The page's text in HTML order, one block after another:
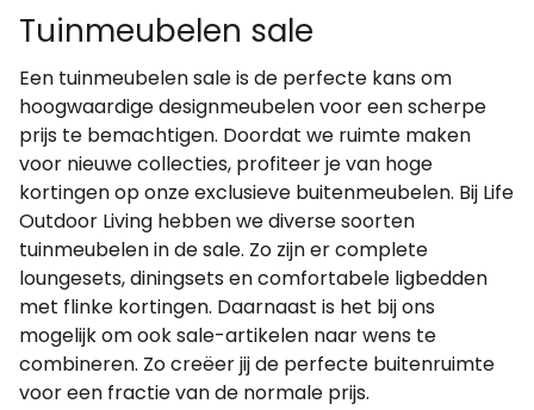
Tuinmeubelen sale
Een tuinmeubelen sale is de perfecte kans om
hoogwaardige designmeubelen voor een scherpe
prijs te bemachtigen. Doordat we ruimte maken
voor nieuwe collecties, profiteer je van hoge
kortingen op onze exclusieve buitenmeubelen. Bij Life
Outdoor Living hebben we diverse soorten
tuinmeubelen in de sale. Zo zijn er complete
loungesets, diningsets en comfortabele ligbedden
met flinke kortingen. Daarnaast is het bij ons
mogelijk om ook sale-artikelen naar wens te
combineren. Zo creëer jij de perfecte buitenruimte
voor een fractie van de normale prijs.